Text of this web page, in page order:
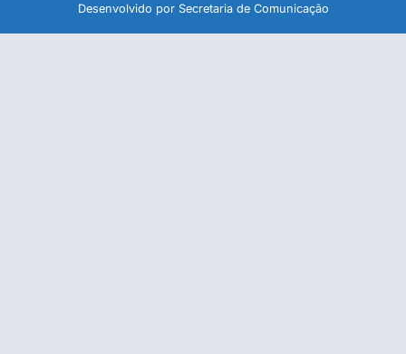
Desenvolvido por Secretaria de Comunicação